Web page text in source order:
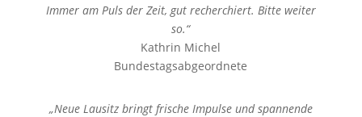
Immer am Puls der Zeit, gut recherchiert. Bitte weiter
so.“
Kathrin Michel
Bundestagsabgeordnete
„Neue Lausitz bringt frische Impulse und spannende